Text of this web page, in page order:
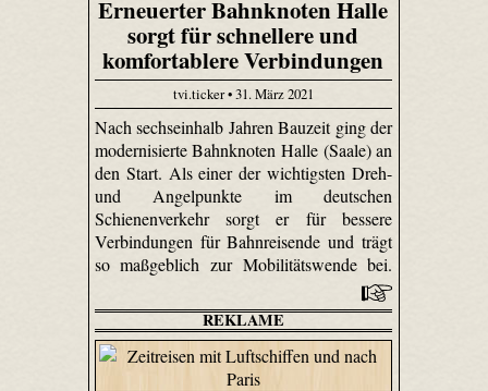
Erneuerter Bahnknoten Halle
sorgt für schnellere und
komfortablere Verbindungen
tvi.ticker • 31. März 2021
Nach sechseinhalb Jahren Bauzeit ging der
modernisierte Bahnknoten Halle (Saale) an
den Start. Als einer der wichtigsten Dreh-
und Angelpunkte im deutschen
Schienenverkehr sorgt er für bessere
Verbindungen für Bahnreisende und trägt
so maßgeblich zur Mobilitätswende bei.
REKLAME